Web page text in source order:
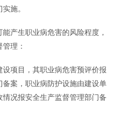
施。
产生职业病危害的风险程度，
理：
设项目，其职业病危害预评价报
案，职业病防护设施由建设单
况报安全生产监督管理部门备